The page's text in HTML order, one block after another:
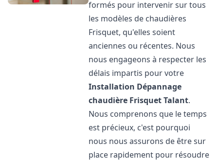
formés pour intervenir sur tous
les modèles de chaudières
Frisquet, qu'elles soient
anciennes ou récentes. Nous
nous engageons à respecter les
délais impartis pour votre
Installation Dépannage
chaudière FrisquetTalant.
Nous comprenons que le temps
est précieux, c'est pourquoi
nous nous assurons de être sur
place rapidement pour résoudre